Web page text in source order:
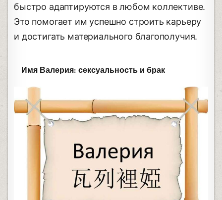
быстро адаптируются в любом коллективе.
Это помогает им успешно строить карьеру
и достигать материального благополучия.
Имя Валерия: сексуальность и брак